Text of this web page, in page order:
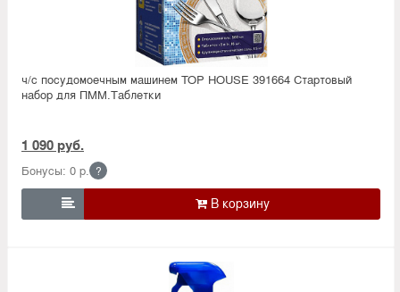
ч/с посудомоечным машинем TOP HOUSE 391664 Стартовый
набор для ПММ.Таблетки
1 090 руб.
Бонусы: 0 р. ?
